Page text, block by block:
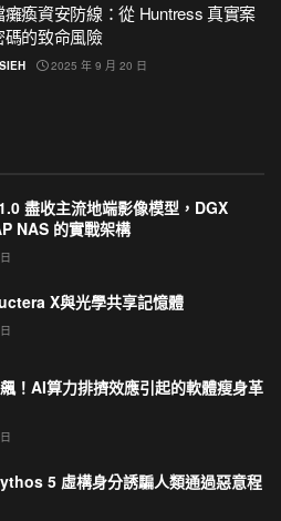
瘓資安防線：從 Huntress 真實案
的致命風險
2025 年 9 月 20 日
盡收主流地端影像模型，DGX
NAS 的實戰架構
X與光學共享記憶體
！AI算力排擠效應引起的軟體瘦身革
5 虛構身分誘騙人類通過惡意程